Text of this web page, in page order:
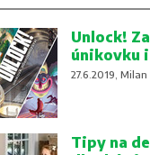
Unlock!
únikovku
27.6.2019, Milan
Tipy na